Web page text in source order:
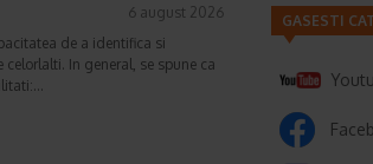
6 august 2026
de a identifica si
In general, se spune ca
GASESTI